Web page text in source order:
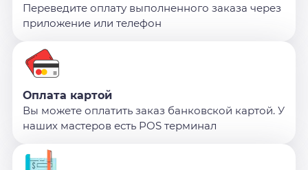
Переведите оплату выполненного заказа через
приложение или телефон
Оплата картой
Вы можете оплатить заказ банковской картой. У
наших мастеров есть POS терминал